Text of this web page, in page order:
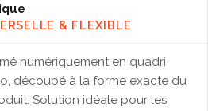
& FLEXIBLE
numériquement en quadri
découpé à la forme exacte du
Solution idéale pour les